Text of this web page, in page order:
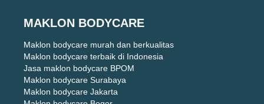
MAKLON BODYCARE
Maklon bodycare murah dan berkualitas
Maklon bodycare terbaik di Indonesia
Jasa maklon bodycare BPOM
Maklon bodycare Surabaya
Maklon bodycare Jakarta